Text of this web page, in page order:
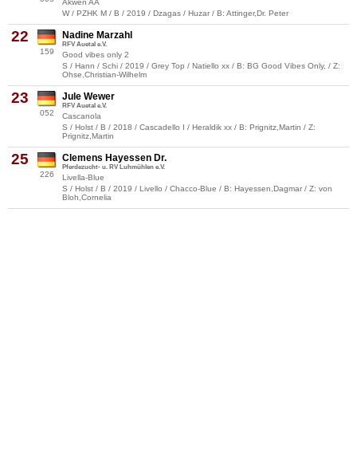
Akwen AA
W / PZHK M / B / 2019 / Dzagas / Huzar / B: Attinger,Dr. Peter
22
159
Nadine Marzahl
RFV Auetal e.V.
Good vibes only 2
S / Hann / Schi / 2019 / Grey Top / Natiello xx / B: BG Good Vibes Only, / Z:
Ohse,Christian-Wilhelm
23
052
Jule Wewer
RFV Auetal e.V.
Cascanola
S / Holst / B / 2018 / Cascadello I / Heraldik xx / B: Prignitz,Martin / Z:
Prignitz,Martin
25
226
Clemens Hayessen Dr.
Pferdezucht- u. RV Luhmühlen e.V.
Livella-Blue
S / Holst / B / 2019 / Livello / Chacco-Blue / B: Hayessen,Dagmar / Z: von
Bloh,Cornelia